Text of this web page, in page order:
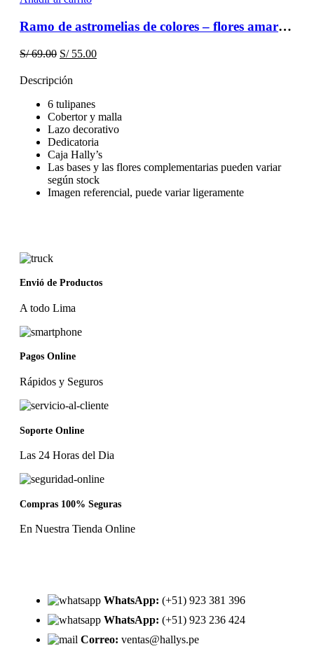
Ramo de astromelias de colores – flores amarillas
S/69.00 El
original
S/ 69.00.
S/55.00El
Descripción
6 tulipanes
Cobertor y malla
Lazo decorativo
Dedicatoria
Caja Hally’s
Las bases y las flores complementarias pueden variar
según stock
Imagen referencial, puede variar ligeramente
Envió de Productos
A todo Lima
Pagos Online
Rápidos y Seguros
Soporte Online
Las 24 Horas del Dia
Compras 100% Seguras
En Nuestra Tienda Online
WhatsApp: (+51) 923 381 396
WhatsApp: (+51) 923 236 424
Correo: ventas@hallys.pe